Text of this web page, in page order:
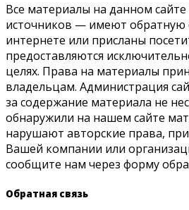
Все материалы на данном
источников — имеют обратную
интернете или присланы
предоставляются
целях. Права на материалы
владельцам. Администрация
за содержание материала не
обнаружили на нашем сайте
нарушают авторские права,
Вашей компании или
сообщите нам через форму
Обратная связь